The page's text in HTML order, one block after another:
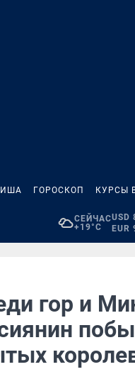
ГОРОСКОП КУРСЫ
СЕЙЧАС
+19°C
USD
EUR
гор и